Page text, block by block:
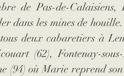
de Pas-de-Calaisiens,
dans les mines de
deux cabaretiers à
(62), Fontenay-
où Marie reprend